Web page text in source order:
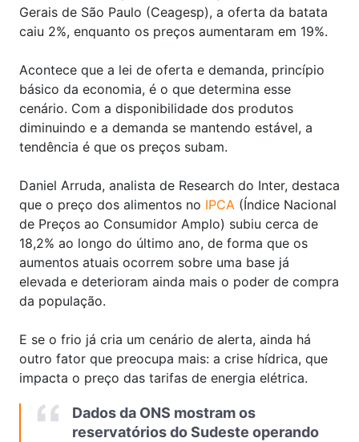
Gerais de São Paulo (Ceagesp), a oferta da batata
caiu 2%, enquanto os preços aumentaram em 19%.
Acontece que a lei de oferta e demanda, princípio
básico da economia, é o que determina esse
cenário. Com a disponibilidade dos produtos
diminuindo e a demanda se mantendo estável, a
tendência é que os preços subam.
Daniel Arruda, analista de Research do Inter, destaca
que o preço dos alimentos no IPCA (Índice Nacional
de Preços ao Consumidor Amplo) subiu cerca de
18,2% ao longo do último ano, de forma que os
aumentos atuais ocorrem sobre uma base já
elevada e deterioram ainda mais o poder de compra
da população.
E se o frio já cria um cenário de alerta, ainda há
outro fator que preocupa mais: a crise hídrica, que
impacta o preço das tarifas de energia elétrica.
Dados da ONS mostram os
reservatórios do Sudeste operando